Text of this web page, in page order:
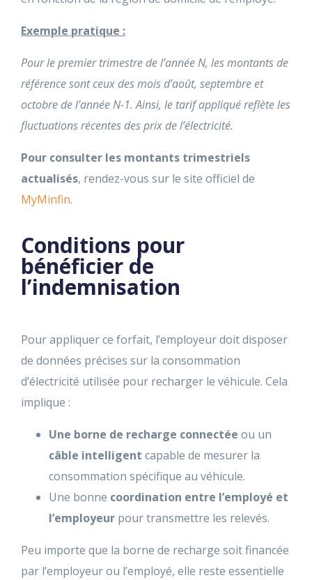
Exemple pratique :
Pour le premier trimestre de l’année N, les montants de
référence sont ceux des mois d’août, septembre et
octobre de l’année N-1. Ainsi, le tarif appliqué reflète les
fluctuations récentes des prix de l’électricité.
Pour consulter les montants trimestriels
actualisés, rendez-vous sur le site officiel de
MyMinfin.
Conditions pour
bénéficier de
l’indemnisation
Pour appliquer ce forfait, l’employeur doit disposer
de données précises sur la consommation
d’électricité utilisée pour recharger le véhicule. Cela
implique :
Une borne de recharge connectée ou un
câble intelligent capable de mesurer la
consommation spécifique au véhicule.
Une bonne coordination entre l’employé et
l’employeur pour transmettre les relevés.
Peu importe que la borne de recharge soit financée
par l’employeur ou l’employé, elle reste essentielle